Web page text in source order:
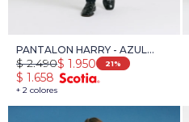
PANTALON HARRY - AZUL
OSCURO
+ 2 colores
$ 1.950
$ 2.490 21
$ 1.658